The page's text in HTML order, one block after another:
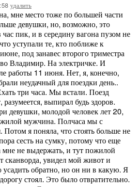
удалить
мне место тоже по большей части
девушки, но, возможно, это
час пик, и в середину вагона пузом не
уступали те, кто поближе к
под занавес второго триместра
Владимир. На электричке. И
работы 11 июня. Нет, я, конечно,
неудачный для поездки день..
три часа. Мы встали. Поезд
выпирал будь здоров.
девушки, молодой человек лет 20,
мужчина. Полчаса мы с
я поняла, что стоять больше не
сесть на сумку, потому что еще
мне не выдержать, и тут пожилой
сканворда, увидел мой живот и
усадить обратно, но он ни в какую. Я
стоял. Это было отвратительно.